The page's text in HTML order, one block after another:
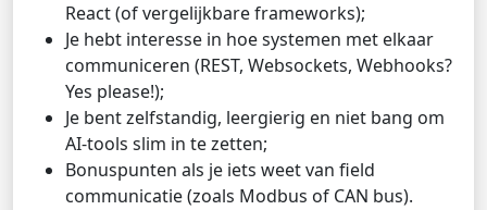
React (of vergelijkbare frameworks);
Je hebt interesse in hoe systemen met elkaar
communiceren (REST, Websockets, Webhooks?
Yes please!);
Je bent zelfstandig, leergierig en niet bang om
AI-tools slim in te zetten;
Bonuspunten als je iets weet van field
communicatie (zoals Modbus of CAN bus).